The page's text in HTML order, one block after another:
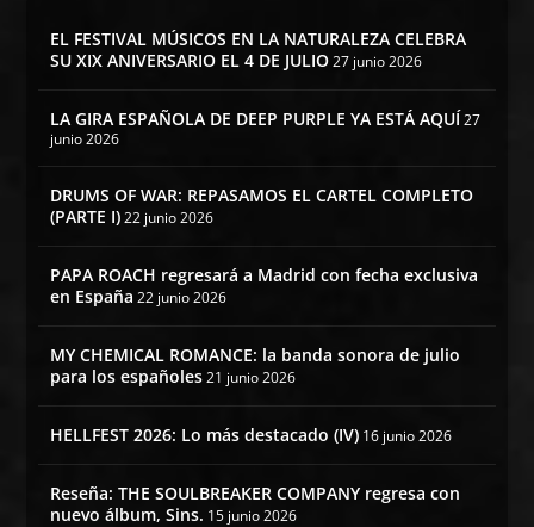
EL FESTIVAL MÚSICOS EN LA NATURALEZA CELEBRA
SU XIX ANIVERSARIO EL 4 DE JULIO 27 junio 2026
LA GIRA ESPAÑOLA DE DEEP PURPLE YA ESTÁ AQUÍ 27
junio 2026
DRUMS OF WAR: REPASAMOS EL CARTEL COMPLETO
(PARTE I) 22 junio 2026
PAPA ROACH regresará a Madrid con fecha exclusiva
en España 22 junio 2026
MY CHEMICAL ROMANCE: la banda sonora de julio
para los españoles 21 junio 2026
HELLFEST 2026: Lo más destacado (IV) 16 junio 2026
Reseña: THE SOULBREAKER COMPANY regresa con
nuevo álbum, Sins. 15 junio 2026